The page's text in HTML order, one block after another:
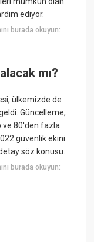
ediyor.
burada okuyun:
mı?
ülkemizde de
Güncelleme;
ve 80'den fazla
güvenlik ekini
söz konusu.
burada okuyun: